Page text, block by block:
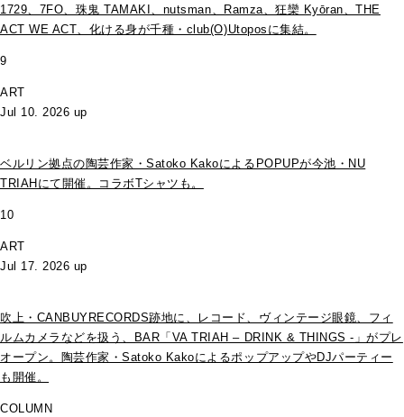
1729、7FO、珠鬼 TAMAKI、nutsman、Ramza、狂欒 Kyōran、THE
ACT WE ACT、化ける身が千種・club(O)Utoposに集結。
9
ART
Jul 10. 2026 up
ベルリン拠点の陶芸作家・Satoko KakoによるPOPUPが今池・NU
TRIAHにて開催。コラボTシャツも。
10
ART
Jul 17. 2026 up
吹上・CANBUYRECORDS跡地に、レコード、ヴィンテージ眼鏡、フィ
ルムカメラなどを扱う、BAR「VA TRIAH – DRINK & THINGS -」がプレ
オープン。陶芸作家・Satoko KakoによるポップアップやDJパーティー
も開催。
COLUMN